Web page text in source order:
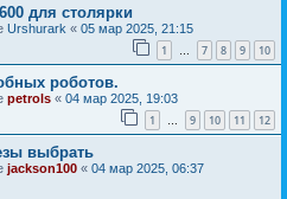
для столярки
Urshurark « 05 мар 2025, 21:15
1 … 7 8 9 10
роботов.
petrols « 04 мар 2025, 19:03
1 … 9 10 11 12
выбрать
jackson100 « 04 мар 2025, 06:37